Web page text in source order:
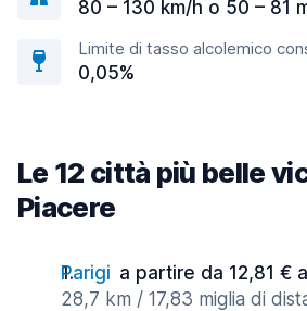
80 – 130 km/h o 50 – 81
Limite di tasso alcolemico
0,05%
Le 12 città più belle
Piacere
Parigi a partire da 12,81 €
28,7 km / 17,83 miglia di